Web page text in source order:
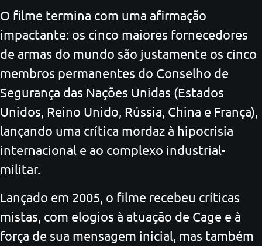
O filme termina com uma afirmação
impactante: os cinco maiores fornecedores
de armas do mundo são justamente os cinco
membros permanentes do Conselho de
Segurança das Nações Unidas (Estados
Unidos, Reino Unido, Rússia, China e França),
lançando uma crítica mordaz à hipocrisia
internacional e ao complexo industrial-
militar.
Lançado em 2005, o filme recebeu críticas
mistas, com elogios à atuação de Cage e à
força de sua mensagem inicial, mas também